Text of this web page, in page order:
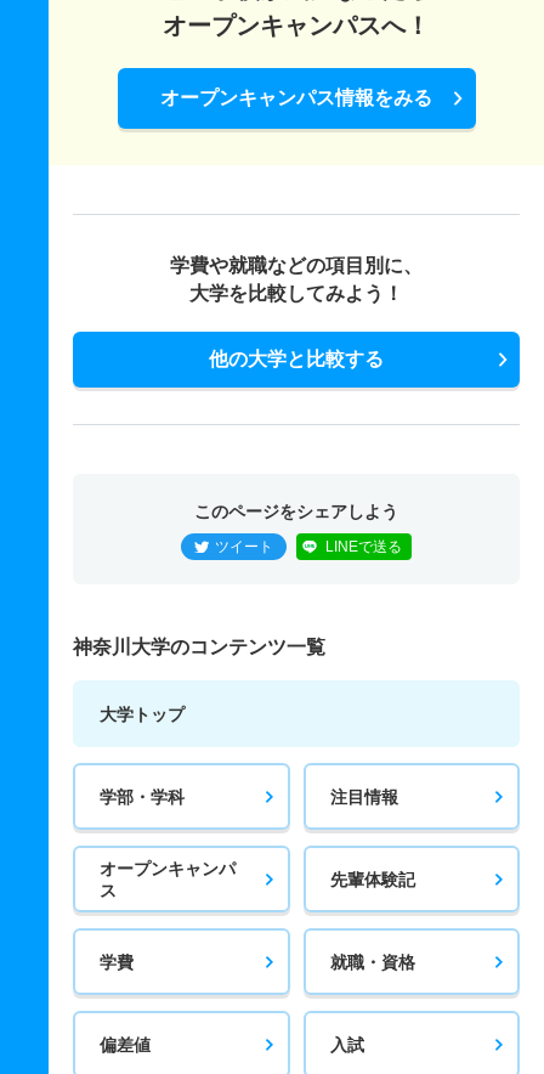
オープンキャンパスへ！
オープンキャンパス情報をみる
学費や就職などの項目別に、
大学を比較してみよう！
他の大学と比較する
このページをシェアしよう
ツイート LINEで送る
神奈川大学のコンテンツ一覧
大学トップ
学部・学科 注目情報
オープンキャンパ
ス
先輩体験記
学費 就職・資格
偏差値 入試